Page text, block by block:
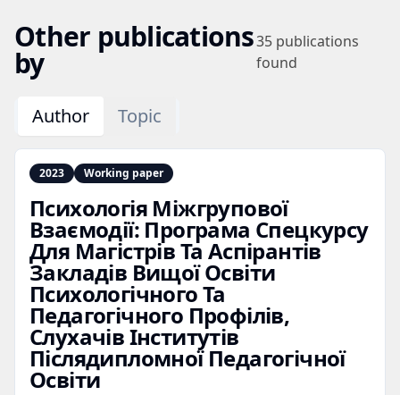
Other publications
by
35 publications
found
Author Topic
2023 Working paper
Психологія Міжгрупової
Взаємодії: Програма Спецкурсу
Для Магістрів Та Аспірантів
Закладів Вищої Освіти
Психологічного Та
Педагогічного Профілів,
Слухачів Інститутів
Післядипломної Педагогічної
Освіти